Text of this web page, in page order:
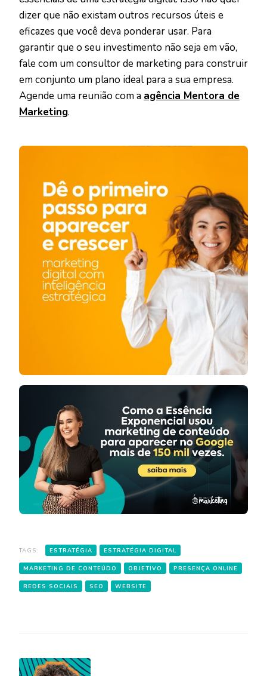
dizer que não existam outros recursos úteis e
eficazes que você deva ponderar usar. Para
garantir que o seu investimento não seja em vão,
fale com um consultor de marketing para construir
em conjunto um plano ideal para a sua empresa.
Agende uma reunião com a agência Mentora de
Marketing.
TAGS: ESTRATÉGIA ESTRATÉGIA DIGITAL
MARKETING DE CONTEÚDO OBJETIVO PRESENÇA ONLINE
REDES SOCIAIS SEO WEBSITE